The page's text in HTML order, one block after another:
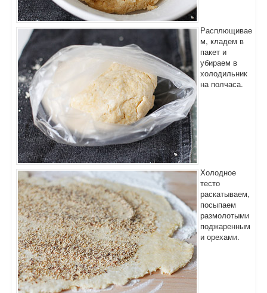
Расплющивае
м, кладем в
пакет и
убираем в
холодильник
на полчаса.
Холодное
тесто
раскатываем,
посыпаем
размолотыми
поджаренным
и орехами.